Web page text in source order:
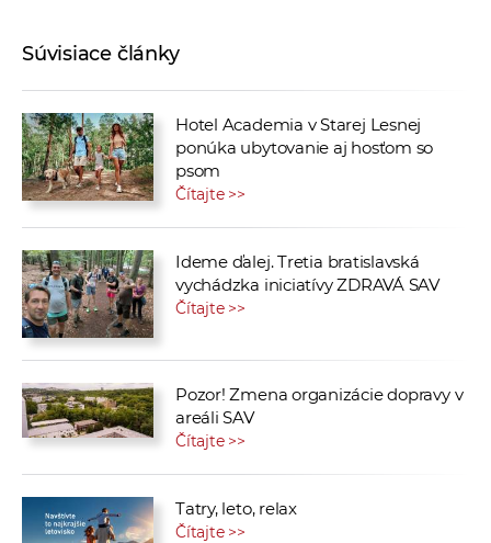
Súvisiace články
Hotel Academia v Starej Lesnej
ponúka ubytovanie aj hosťom so
psom
Čítajte >>
Ideme ďalej. Tretia bratislavská
vychádzka iniciatívy ZDRAVÁ SAV
Čítajte >>
Pozor! Zmena organizácie dopravy v
areáli SAV
Čítajte >>
Tatry, leto, relax
Čítajte >>